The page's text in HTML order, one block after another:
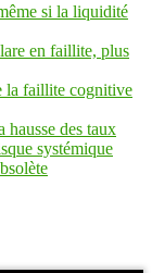
si la liquidité
en faillite, plus
la faillite cognitive
hausse des taux
systémique